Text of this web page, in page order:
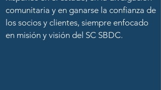
comunitaria y en ganarse la confianza de
los socios y clientes, siempre enfocado
en misión y visión del SC SBDC.